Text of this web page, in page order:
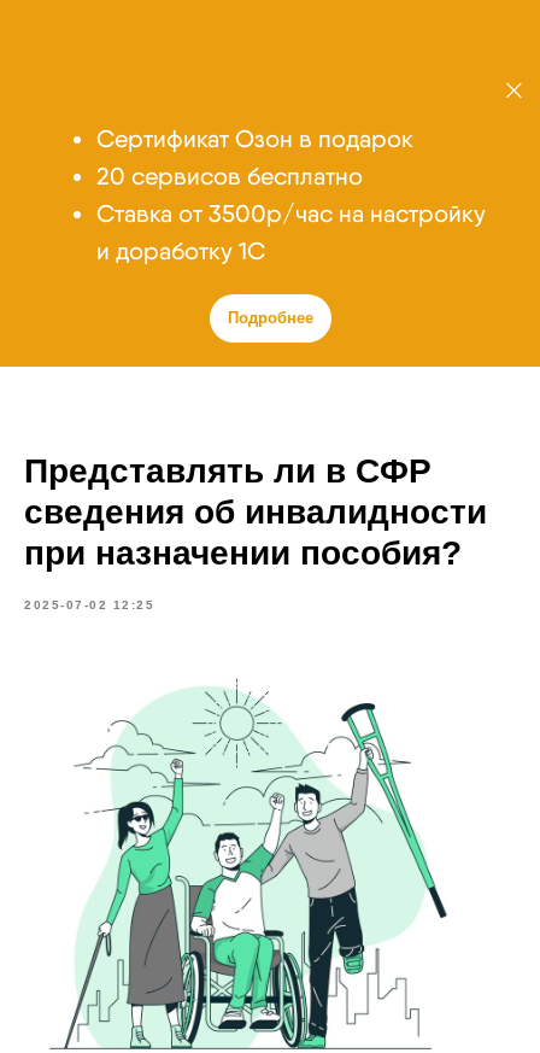
Сертификат Озон в подарок
20 сервисов бесплатно
Cтавка от 3500р/час на настройку
и доработку 1С
Подробнее
Представлять ли в СФР
сведения об инвалидности
при назначении пособия?
2025-07-02 12:25